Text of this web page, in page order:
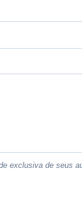
exclusiva de seus